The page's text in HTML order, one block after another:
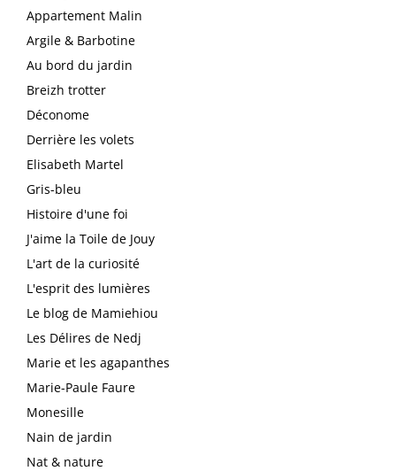
Appartement Malin
Argile & Barbotine
Au bord du jardin
Breizh trotter
Déconome
Derrière les volets
Elisabeth Martel
Gris-bleu
Histoire d'une foi
J'aime la Toile de Jouy
L'art de la curiosité
L'esprit des lumières
Le blog de Mamiehiou
Les Délires de Nedj
Marie et les agapanthes
Marie-Paule Faure
Monesille
Nain de jardin
Nat & nature